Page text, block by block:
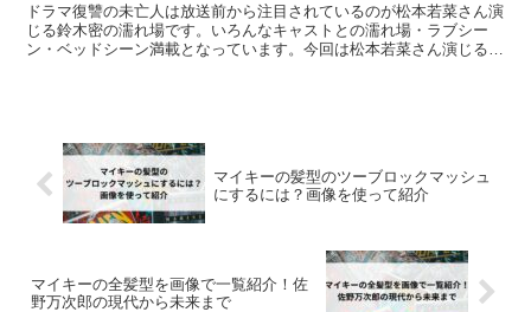
ドラマ復讐の未亡人は放送前から注目されているのが松本若菜さん演
じる鈴木密の濡れ場です。いろんなキャストとの濡れ場・ラブシー
ン・ベッドシーン満載となっています。今回は松本若菜さん演じる鈴
マイキーの髪型のツーブロックマッシュ
にするには？画像を使って紹介
マイキーの全髪型を画像で一覧紹介！佐
野万次郎の現代から未来まで